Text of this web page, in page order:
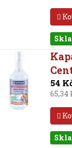
54
65,34